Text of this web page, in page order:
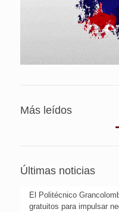
Más leídos
Últimas noticias
El Politécnico
gratuitos para impulsar